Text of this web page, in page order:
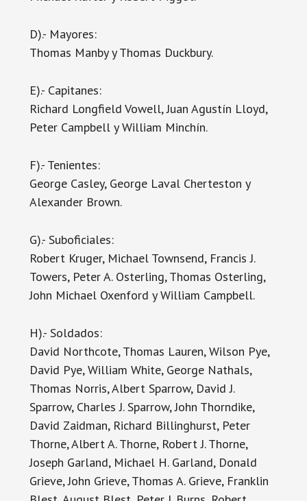
D).- Mayores:
Thomas Manby y Thomas Duckbury.
E).- Capitanes:
Richard Longfield Vowell, Juan Agustín Lloyd,
Peter Campbell y William Minchín.
F).- Tenientes:
George Casley, George Laval Cherteston y
Alexander Brown.
G).- Suboficiales:
Robert Kruger, Michael Townsend, Francis J.
Towers, Peter A. Osterling, Thomas Osterling,
John Michael Oxenford y William Campbell.
H).- Soldados:
David Northcote, Thomas Lauren, Wilson Pye,
David Pye, William White, George Nathals,
Thomas Norris, Albert Sparrow, David J.
Sparrow, Charles J. Sparrow, John Thorndike,
David Zaidman, Richard Billinghurst, Peter
Thorne, Albert A. Thorne, Robert J. Thorne,
Joseph Garland, Michael H. Garland, Donald
Grieve, John Grieve, Thomas A. Grieve, Franklin